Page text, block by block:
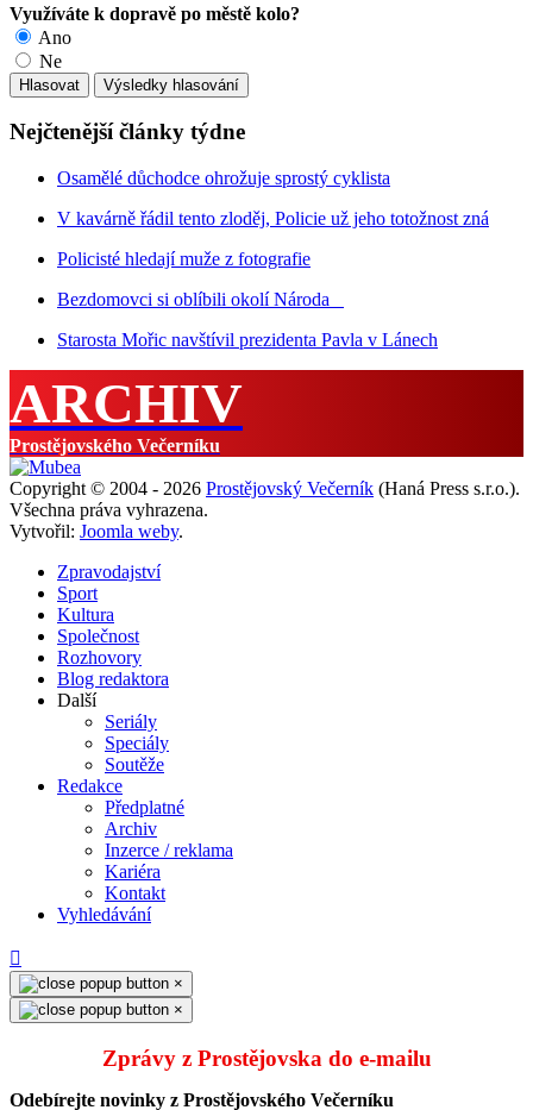
Využíváte k dopravě po městě kolo?
Ano
Ne
Nejčtenější články týdne
Osamělé důchodce ohrožuje sprostý cyklista
V kavárně řádil tento zloděj, Policie už jeho totožnost zná
Policisté hledají muže z fotografie
Bezdomovci si oblíbili okolí Národa
Starosta Mořic navštívil prezidenta Pavla v Lánech
ARCHIV
Prostějovského Večerníku
Copyright © 2004 - 2026 Prostějovský Večerník (Haná Press s.r.o.).
Všechna práva vyhrazena.
Vytvořil: Joomla weby.
Zpravodajství
Sport
Kultura
Společnost
Rozhovory
Blog redaktora
Další
Seriály
Speciály
Soutěže
Redakce
Předplatné
Archiv
Inzerce / reklama
Kariéra
Kontakt
Vyhledávání
×
×
Zprávy z Prostějovska do e‑mailu
Odebírejte novinky z Prostějovského Večerníku